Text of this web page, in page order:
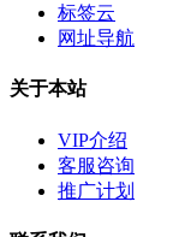
标签云
网址导航
关于本站
VIP介绍
客服咨询
推广计划